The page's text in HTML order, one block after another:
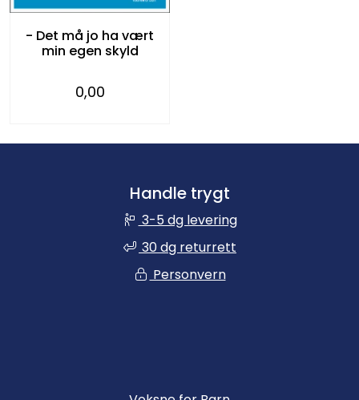
- Det må jo ha vært
min egen skyld
0,00
Handle trygt
3-5 dg levering
30 dg returrett
Personvern